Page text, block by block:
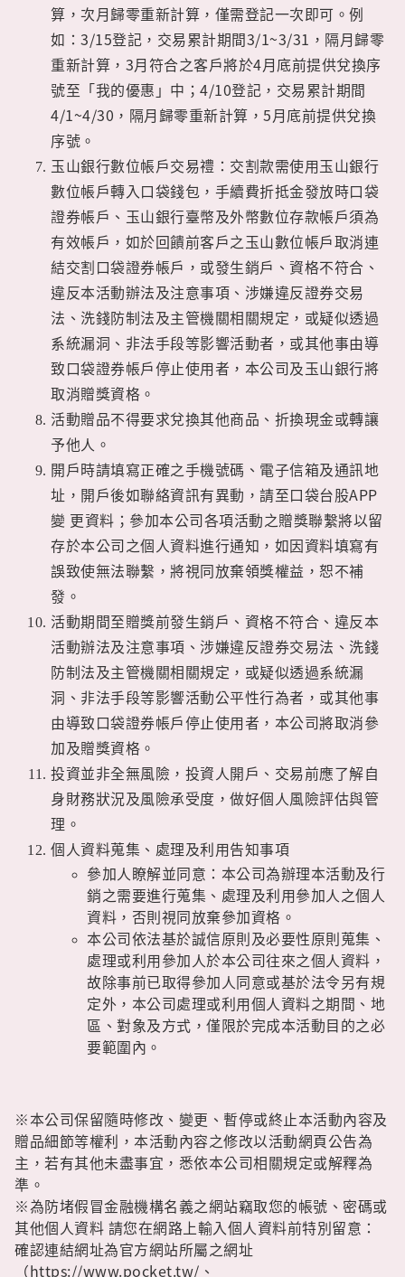
算，次月歸零重新計算，僅需登記一次即可。例
如：3/15登記，交易累計期間3/1~3/31，隔月歸零
重新計算，3月符合之客戶將於4月底前提供兌換序
號至「我的優惠」中；4/10登記，交易累計期間
4/1~4/30，隔月歸零重新計算，5月底前提供兌換
序號。
玉山銀行數位帳戶交易禮：交割款需使用玉山銀行
數位帳戶轉入口袋錢包，手續費折抵金發放時口袋
證券帳戶、玉山銀行臺幣及外幣數位存款帳戶須為
有效帳戶，如於回饋前客戶之玉山數位帳戶取消連
結交割口袋證券帳戶，或發生銷戶、資格不符合、
違反本活動辦法及注意事項、涉嫌違反證券交易
法、洗錢防制法及主管機關相關規定，或疑似透過
系統漏洞、非法手段等影響活動者，或其他事由導
致口袋證券帳戶停止使用者，本公司及玉山銀行將
取消贈獎資格。
活動贈品不得要求兌換其他商品、折換現金或轉讓
予他人。
開戶時請填寫正確之手機號碼、電子信箱及通訊地
址，開戶後如聯絡資訊有異動，請至口袋台股APP
變 更資料；參加本公司各項活動之贈獎聯繫將以留
存於本公司之個人資料進行通知，如因資料填寫有
誤致使無法聯繫，將視同放棄領獎權益，恕不補
發。
活動期間至贈獎前發生銷戶、資格不符合、違反本
活動辦法及注意事項、涉嫌違反證券交易法、洗錢
防制法及主管機關相關規定，或疑似透過系統漏
洞、非法手段等影響活動公平性行為者，或其他事
由導致口袋證券帳戶停止使用者，本公司將取消參
加及贈獎資格。
投資並非全無風險，投資人開戶、交易前應了解自
身財務狀況及風險承受度，做好個人風險評估與管
理。
個人資料蒐集、處理及利用告知事項
參加人瞭解並同意：本公司為辦理本活動及行
銷之需要進行蒐集、處理及利用參加人之個人
資料，否則視同放棄參加資格。
本公司依法基於誠信原則及必要性原則蒐集、
處理或利用參加人於本公司往來之個人資料，
故除事前已取得參加人同意或基於法令另有規
定外，本公司處理或利用個人資料之期間、地
區、對象及方式，僅限於完成本活動目的之必
要範圍內。
※本公司保留隨時修改、變更、暫停或終止本活動內容及
贈品細節等權利，本活動內容之修改以活動網頁公告為
主，若有其他未盡事宜，悉依本公司相關規定或解釋為
準。
※為防堵假冒金融機構名義之網站竊取您的帳號、密碼或
其他個人資料 請您在網路上輸入個人資料前特別留意：
確認連結網址為官方網站所屬之網址
（https://www.pocket.tw/、